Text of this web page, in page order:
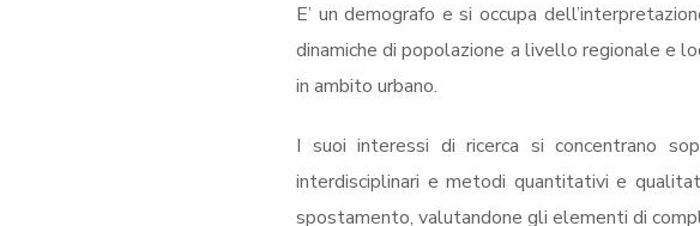
E’ un demografo e si occupa
dinamiche di popolazione a livello regionale e
in ambito urbano.
I suoi interessi di ricerca si concentrano
interdisciplinari e metodi quantitativi e
spostamento, valutandone gli elementi di